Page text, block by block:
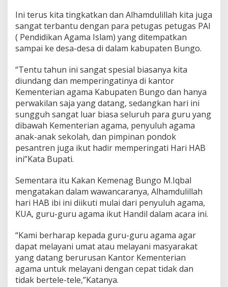
Ini terus kita tingkatkan dan Alhamdulillah kita juga
sangat terbantu dengan para petugas petugas PAI
( Pendidikan Agama Islam) yang ditempatkan
sampai ke desa-desa di dalam kabupaten Bungo.
“Tentu tahun ini sangat spesial biasanya kita
diundang dan memperingatinya di kantor
Kementerian agama Kabupaten Bungo dan hanya
perwakilan saja yang datang, sedangkan hari ini
sungguh sangat luar biasa seluruh para guru yang
dibawah Kementerian agama, penyuluh agama
anak-anak sekolah, dan pimpinan pondok
pesantren juga ikut hadir memperingati Hari HAB
ini”Kata Bupati.
Sementara itu Kakan Kemenag Bungo M.Iqbal
mengatakan dalam wawancaranya, Alhamdulillah
hari HAB ibi ini diikuti mulai dari penyuluh agama,
KUA, guru-guru agama ikut Handil dalam acara ini.
“Kami berharap kepada guru-guru agama agar
dapat melayani umat atau melayani masyarakat
yang datang berurusan Kantor Kementerian
agama untuk melayani dengan cepat tidak dan
tidak bertele-tele,”Katanya.